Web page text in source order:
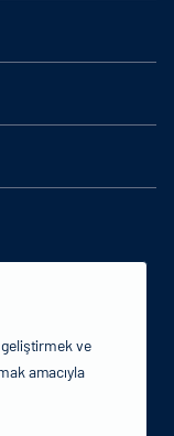
ve
amacıyla